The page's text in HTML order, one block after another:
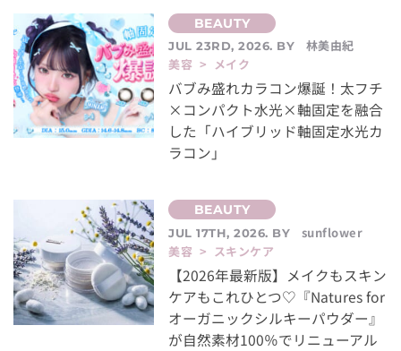
JUL 23RD, 2026. BY
林美由紀
美容 > メイク
バブみ盛れカラコン爆誕！太フチ
×コンパクト水光×軸固定を融合
した「ハイブリッド軸固定水光カ
ラコン」
JUL 17TH, 2026. BY
sunflower
美容 > スキンケア
【2026年最新版】メイクもスキン
ケアもこれひとつ♡『Natures for
オーガニックシルキーパウダー』
が自然素材100％でリニューアル